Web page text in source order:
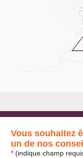
Vous souhaitez
un de nos
* (indique champ